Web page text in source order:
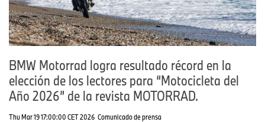
BMW Motorrad logra resultado récord en la
elección de los lectores para “Motocicleta del
Año 2026” de la revista MOTORRAD.
Thu Mar 19 17:00:00 CET 2026 Comunicado de prensa